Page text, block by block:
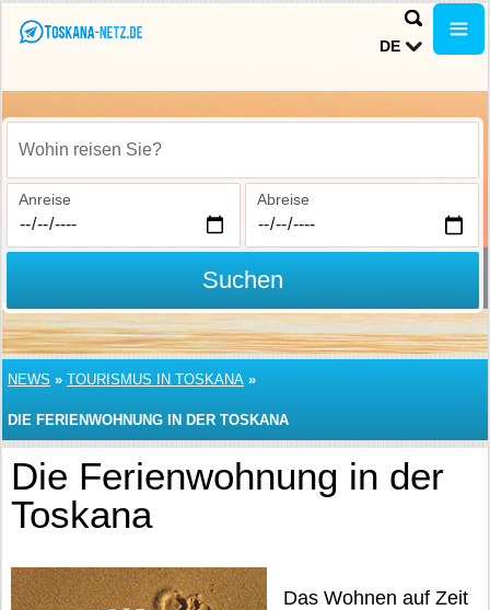
DE
Wohin reisen Sie?
Anreise Abreise
Suchen
NEWS » TOURISMUS IN TOSKANA »
DIE FERIENWOHNUNG IN DER TOSKANA
Die Ferienwohnung in der
Toskana
Das Wohnen auf Zeit